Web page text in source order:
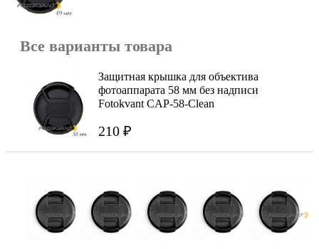
Все варианты товара
Защитная крышка для объектива
фотоаппарата 58 мм без надписи
Fotokvant CAP-58-Clean
210 ₽